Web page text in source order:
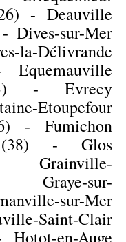
- Deauville
- Dives-sur-Mer
la-Délivrande
Equemauville
- Evrecy
Etoupefour
-Fumichon
- Glos
Grainville-
Graye-sur-
sur-Mer
Saint-Clair
Hotot-en-Auge